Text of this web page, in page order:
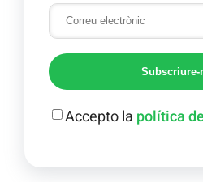
Subscriure-
Accepto la política